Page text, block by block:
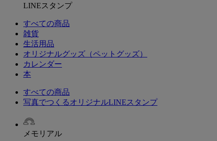
LINEスタンプ
すべての商品
雑貨
生活用品
オリジナルグッズ（ペットグッズ）
カレンダー
本
すべての商品
写真でつくるオリジナルLINEスタンプ
メモリアル